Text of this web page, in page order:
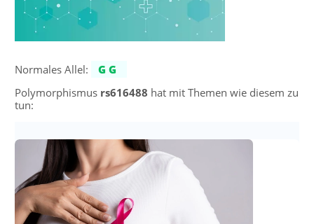
Normales Allel:
GG
Polymorphismus rs616488 hat mit Themen wie diesem zu
tun: